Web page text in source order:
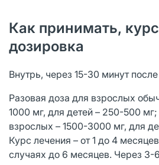
Как принимать,
дозировка
Внутрь, через 15-30 минут
Разовая доза для взрослых
1000 мг, для детей – 250-500
взрослых – 1500-3000 мг, для
Курс лечения – от 1 до 4
случаях до 6 месяцев. Через